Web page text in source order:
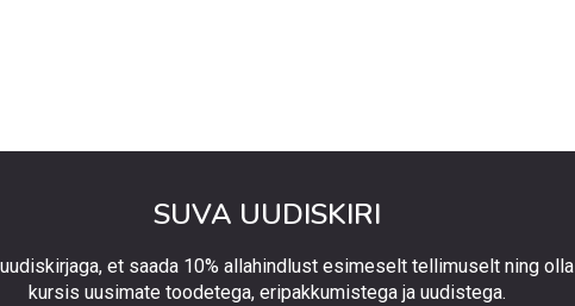
SUVA UUDISKIRI
et saada 10% allahindlust esimeselt tellimuselt ning olla
kursis uusimate toodetega, eripakkumistega ja uudistega.